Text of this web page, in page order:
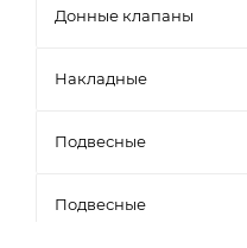
Донные клапаны
Накладные
Подвесные
Подвесные